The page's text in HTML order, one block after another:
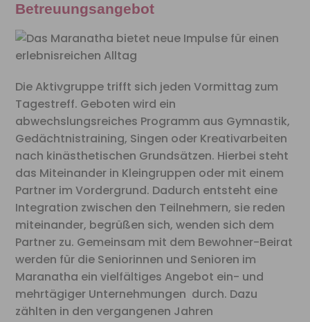
Betreuungsangebot
Die Aktivgruppe trifft sich jeden Vormittag zum
Tagestreff. Geboten wird ein
abwechslungsreiches Programm aus Gymnastik,
Gedächtnistraining, Singen oder Kreativarbeiten
nach kinästhetischen Grundsätzen. Hierbei steht
das Miteinander in Kleingruppen oder mit einem
Partner im Vordergrund. Dadurch entsteht eine
Integration zwischen den Teilnehmern, sie reden
miteinander, begrüßen sich, wenden sich dem
Partner zu. Gemeinsam mit dem Bewohner-Beirat
werden für die Seniorinnen und Senioren im
Maranatha ein vielfältiges Angebot ein- und
mehrtägiger Unternehmungen durch. Dazu
zählten in den vergangenen Jahren